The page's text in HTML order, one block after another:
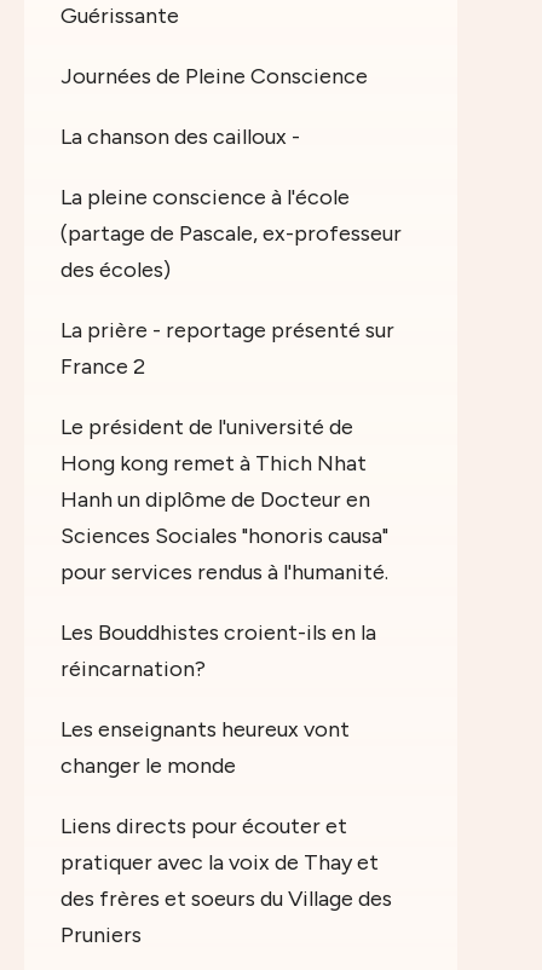
Guérissante
Journées de Pleine Conscience
La chanson des cailloux -
La pleine conscience à l'école
(partage de Pascale, ex-professeur
des écoles)
La prière - reportage présenté sur
France 2
Le président de l'université de
Hong kong remet à Thich Nhat
Hanh un diplôme de Docteur en
Sciences Sociales "honoris causa"
pour services rendus à l'humanité.
Les Bouddhistes croient-ils en la
réincarnation?
Les enseignants heureux vont
changer le monde
Liens directs pour écouter et
pratiquer avec la voix de Thay et
des frères et soeurs du Village des
Pruniers